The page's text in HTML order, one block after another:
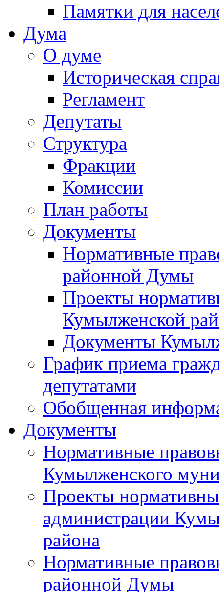
Памятки для
Дума
О думе
Историческая
Регламент
Депутаты
Структура
Фракции
Комиссии
План работы
Документы
Нормативные
районной Думы
Проекты
Кумылженской
Документы
График приема
депутатами
Обобщенная
Документы
Нормативные
Кумылженского
Проекты
администрации
района
Нормативные
районной Думы